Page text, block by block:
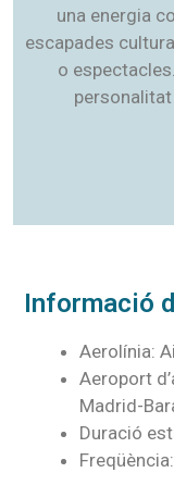
una energia
escapades
o
Informació
Aerolínia:
Aeroport
Madrid-
Duració